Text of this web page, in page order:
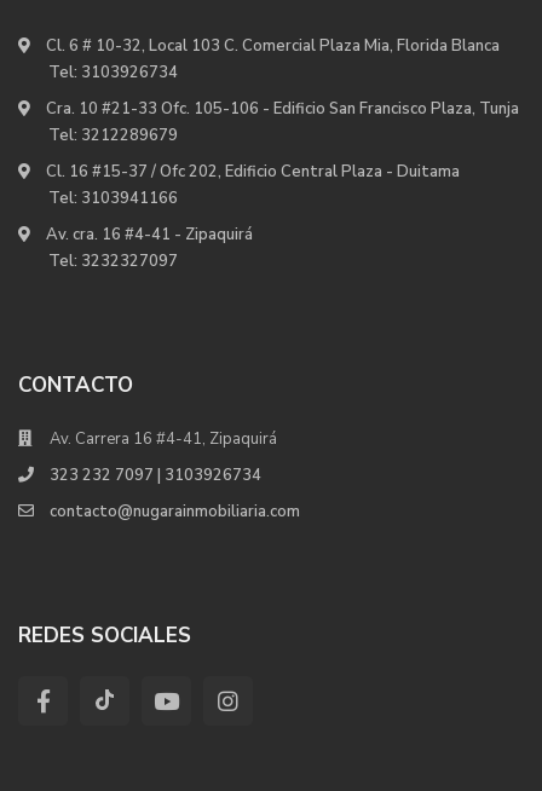
Cl. 6 # 10-32, Local 103 C. Comercial Plaza Mia, Florida Blanca
Tel: 3103926734
Cra. 10 #21-33 Ofc. 105-106 - Edificio San Francisco Plaza, Tunja
Tel: 3212289679
Cl. 16 #15-37 / Ofc 202, Edificio Central Plaza - Duitama
Tel: 3103941166
Av. cra. 16 #4-41 - Zipaquirá
Tel: 3232327097
CONTACTO
Av. Carrera 16 #4-41, Zipaquirá
323 232 7097 | 3103926734
contacto@nugarainmobiliaria.com
REDES SOCIALES